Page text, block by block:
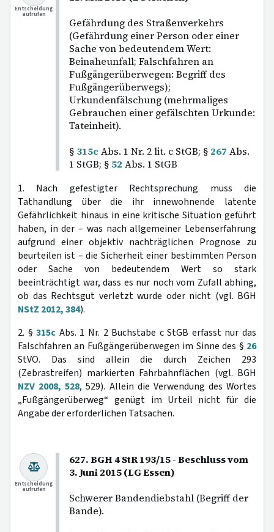
Gefährdung des Straßenverkehrs
(Gefährdung einer Person oder einer
Sache von bedeutendem Wert:
Beinaheunfall; Falschfahren an
Fußgängerüberwegen: Begriff des
Fußgängerüberwegs);
Urkundenfälschung (mehrmaliges
Gebrauchen einer gefälschten Urkunde:
Tateinheit).
§ 315cAbs. 1 Nr. 2 lit. c StGB; § 267 Abs.
1 StGB; § 52 Abs. 1 StGB
Entscheidung
aufrufen
1. Nach gefestigter Rechtsprechung muss die
Tathandlung über die ihr innewohnende latente
Gefährlichkeit hinaus in eine kritische Situation geführt
haben, in der – was nach allgemeiner Lebenserfahrung
aufgrund einer objektiv nachträglichen Prognose zu
beurteilen ist – die Sicherheit einer bestimmten Person
oder Sache von bedeutendem Wert so stark
beeinträchtigt war, dass es nur noch vom Zufall abhing,
ob das Rechtsgut verletzt wurde oder nicht (vgl. BGH
NStZ 2012, 384).
2. §315c Abs. 1 Nr. 2 Buchstabe c StGB erfasst nur das
Falschfahren an Fußgängerüberwegen im Sinne des § 26
StVO. Das sind allein die durch Zeichen 293
(Zebrastreifen) markierten Fahrbahnflächen (vgl. BGH
NZV 2008, 528, 529). Allein die Verwendung des Wortes
„Fußgängerüberweg“ genügt im Urteil nicht für die
Angabe der erforderlichen Tatsachen.
627. BGH 4 StR 193/15 - Beschluss vom
3. Juni 2015 (LG Essen)
Schwerer Bandendiebstahl (Begriff der
Bande).
Entscheidung
aufrufen